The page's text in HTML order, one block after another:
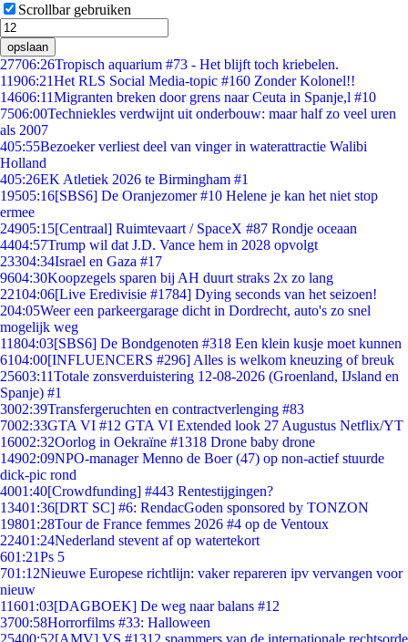
Scrollbar gebruiken
opslaan
27706:26Tropisch aquarium #73 - Het blijft toch kriebelen.
11906:21Het RLS Social Media-topic #160 Zonder Kolonel!!
14606:11Migranten breken door grens naar Ceuta in Spanje,l #10
7506:00Techniekles verdwijnt uit onderbouw: maar half zo veel uren
als 2007
405:55Bezoeker verliest deel van vinger in waterattractie Walibi
Holland
405:26EK Atletiek 2026 te Birmingham #1
19505:16[SBS6] De Oranjezomer #10 Helene je kan het niet stop
ermee
24905:15[Centraal] Ruimtevaart / SpaceX #87 Rondje oceaan
4404:57Trump wil dat J.D. Vance hem in 2028 opvolgt
23304:34Israel en Gaza #17
9604:30Koopzegels sparen bij AH duurt straks 2x zo lang
22104:06[Live Eredivisie #1784] Dying seconds van het seizoen!
204:05Weer een parkeergarage dicht in Dordrecht, auto's zo snel
mogelijk weg
11804:03[SBS6] De Bondgenoten #318 Een klein kusje moet kunnen
6104:00[INFLUENCERS #296] Alles is welkom kneuzing of breuk
25603:11Totale zonsverduistering 12-08-2026 (Groenland, IJsland en
Spanje) #1
3002:39Transfergeruchten en contractverlenging #83
7002:33GTA VI #12 GTA VI Extended look 27 Augustus Netflix/YT
16002:32Oorlog in Oekraïne #1318 Drone baby drone
14902:09NPO-manager Menno de Boer (47) op non-actief stuurde
dick-pic rond
4001:40[Crowdfunding] #443 Rentestijgingen?
13401:36[DRT SC] #6: RendacGoden sponsored by TONZON
19801:28Tour de France femmes 2026 #4 op de Ventoux
22401:24Nederland stevent af op watertekort
601:21Ps 5
701:12Nieuwe Europese richtlijn: vaker repareren ipv vervangen voor
nieuw
11601:03[DAGBOEK] De weg naar balans #12
3700:58Horrorfilms #33: Halloween
25400:52[AMV] VS #1312 spammers van de internationale rechtsorde